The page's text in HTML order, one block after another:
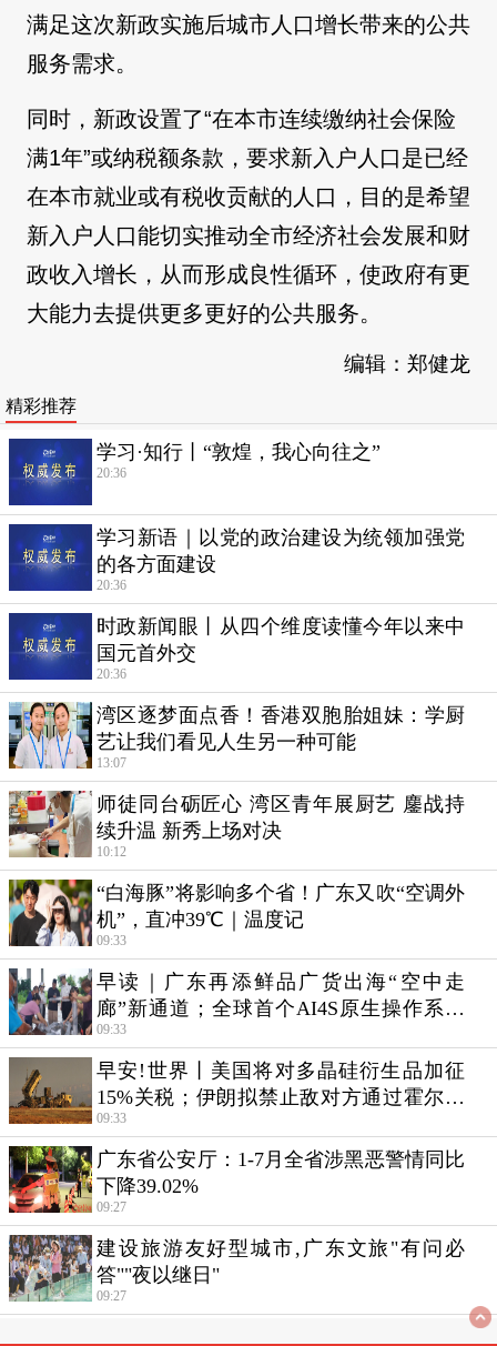
满足这次新政实施后城市人口增长带来的公共
服务需求。
同时，新政设置了“在本市连续缴纳社会保险
满1年”或纳税额条款，要求新入户人口是已经
在本市就业或有税收贡献的人口，目的是希望
新入户人口能切实推动全市经济社会发展和财
政收入增长，从而形成良性循环，使政府有更
大能力去提供更多更好的公共服务。
编辑：郑健龙
精彩推荐